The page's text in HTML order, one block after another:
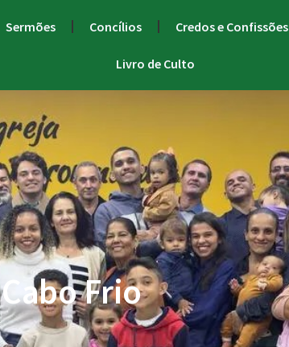
Sermões Concílios Credos e Confissões
Livro de Culto
Cabo Frio